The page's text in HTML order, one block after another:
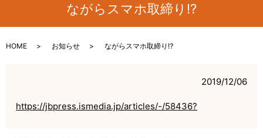
ながらスマホ取締り⁉️
HOME お知らせ ながらスマホ取締り⁉️
2019/12/06
https://jbpress.ismedia.jp/articles/-/58436?